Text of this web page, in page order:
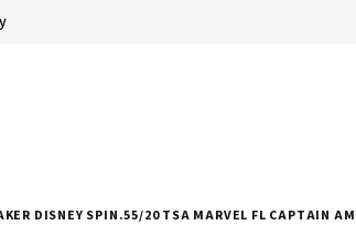
DISNEY SPIN.55/20 TSA MARVEL FL CAPTAIN